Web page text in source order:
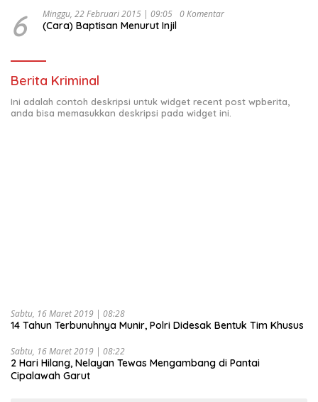
6 Minggu, 22 Februari 2015 | 09:05 0 Komentar
(Cara) Baptisan Menurut Injil
Berita Kriminal
Ini adalah contoh deskripsi untuk widget recent post wpberita,
anda bisa memasukkan deskripsi pada widget ini.
Sabtu, 16 Maret 2019 | 08:28
14 Tahun Terbunuhnya Munir, Polri Didesak Bentuk Tim Khusus
Sabtu, 16 Maret 2019 | 08:22
2 Hari Hilang, Nelayan Tewas Mengambang di Pantai
Cipalawah Garut